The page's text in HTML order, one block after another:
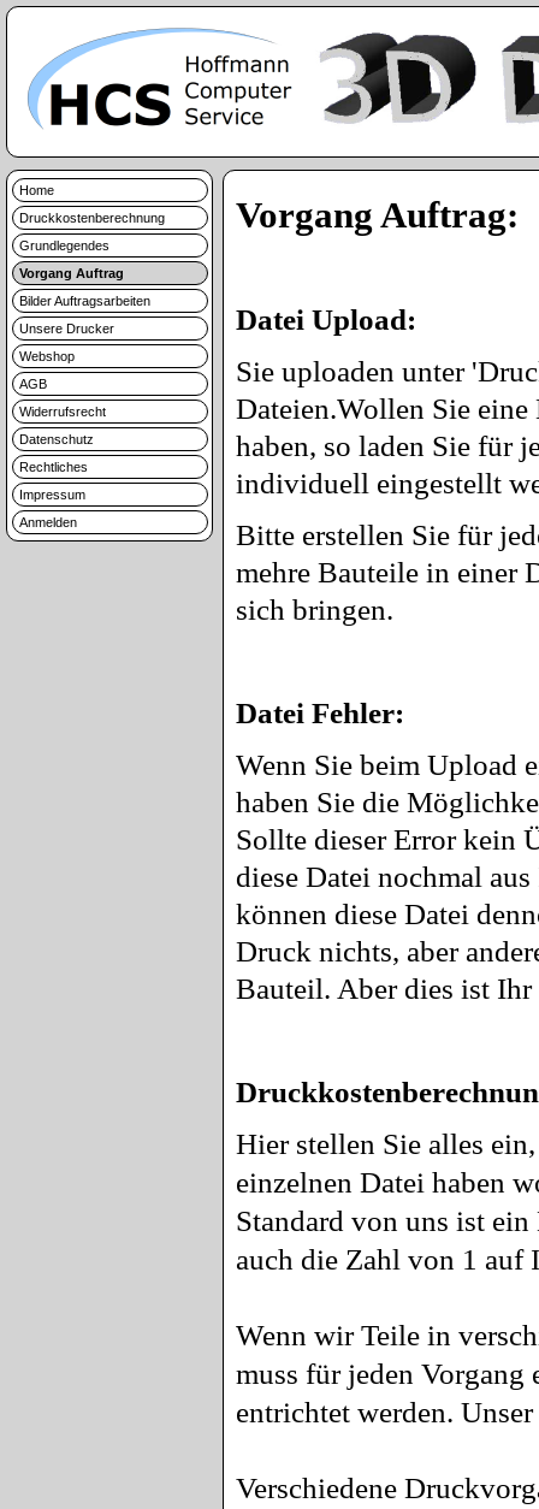
Home
Druckkostenberechnung
Grundlegendes
Vorgang Auftrag
Bilder Auftragsarbeiten
Unsere Drucker
Webshop
AGB
Widerrufsrecht
Datenschutz
Rechtliches
Impressum
Anmelden
Vorgang Auftrag:
Datei Upload:
Sie uploaden unter
Dateien.Wollen Sie
haben, so laden Sie für
individuell eingestellt
Bitte erstellen Sie für
mehre Bauteile in einer
sich bringen.
Datei Fehler:
Wenn Sie beim Upload
haben Sie die
Sollte dieser Error kein
diese Datei nochmal
können diese Datei
Druck nichts, aber
Bauteil. Aber dies ist
Hier stellen Sie alles
einzelnen Datei haben
Standard von uns ist ein
auch die Zahl von 1 auf
Wenn wir Teile in
muss für jeden
entrichtet werden.
Verschiedene